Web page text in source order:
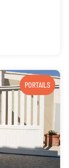
PORTAILS